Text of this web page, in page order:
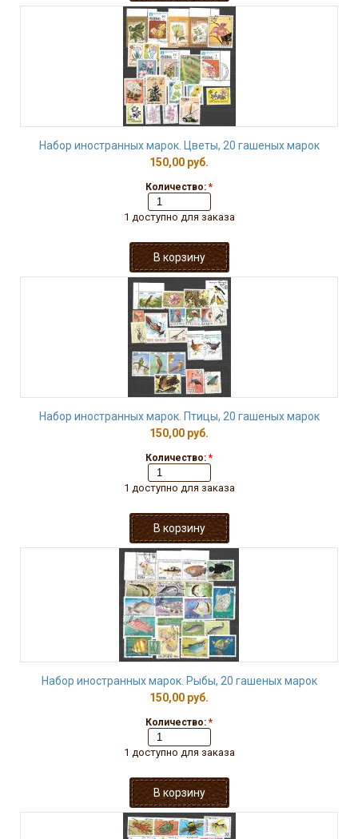
Набор иностранных марок. Цветы, 20 гашеных марок
150,00 руб.
Количество: *
1 доступно для заказа
Набор иностранных марок. Птицы, 20 гашеных марок
150,00 руб.
Количество: *
1 доступно для заказа
Набор иностранных марок. Рыбы, 20 гашеных марок
150,00 руб.
Количество: *
1 доступно для заказа